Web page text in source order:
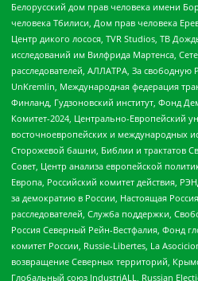
Белорусский дом прав человека имени
человека Тбилиси, Дом прав человека
Центр дикого лосося, TVR Studios, ТВ
исследований им Вилфрида Мартенса,
расследователей, АЛЛАТРА, За свободную
UnKremlin, Международная федерация
Финланд, Гудзоновский институт, Фонд
Комитет-2024, Центрально-Европейский
восточноевропейских и международных
Сторожевой башни, Библии и трактатов
Совет, Центр анализа европейской
Европа, Российский комитет действия,
за демократию в России, Настоящая
расследователей, Служба поддержки,
Россия Северный Рейн-Вестфалия, Фонд
комитет России, Russie-Libertes, La
возвращение Северных территорий,
Глобальный союз IndustriALL, Russian